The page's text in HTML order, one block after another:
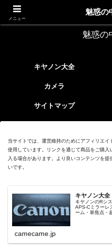
レトロな
魅惑の
キヤノン大全
カメラ
サイトマップ
当サイトでは、運営維持のためにアフィリエ
使用しています。リンクを通じて商品をご購
入る場合があります。より良いコンテンツを
いです。
キヤノン大全
キヤノンのRシ
APS-Cミラーレ
ーム・単焦点・
camecame.jp
メニュー
魅惑の